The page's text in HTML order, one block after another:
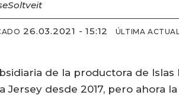
Soltveit
26.03.2021 - 15:12 ÚLTIMA
de la productora de
Jersey desde 2017, pero ahora